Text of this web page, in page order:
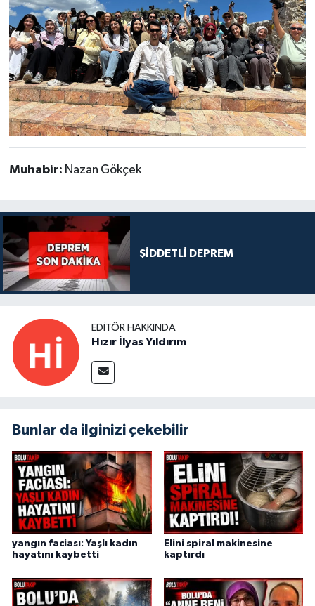
Muhabir: Nazan Gökçek
ŞİDDETLİ DEPREM
EDITÖR HAKKINDA
Hızır İlyas Yıldırım
Bunlar da ilginizi çekebilir
yangın faciası: Yaşlı kadın
hayatını kaybetti
Elini spiral makinesine
kaptırdı